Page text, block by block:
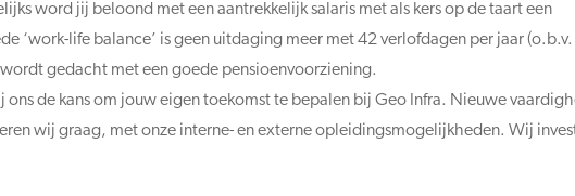
word jij beloond met een aantrekkelijk salaris met als kers op de taart een
‘work-life balance’ is geen uitdaging meer met 42 verlofdagen per jaar
gedacht met een goede pensioenvoorziening.
ons de kans om jouw eigen toekomst te bepalen bij Geo Infra. Nieuwe
wij graag, met onze interne- en externe opleidingsmogelijkheden. Wij